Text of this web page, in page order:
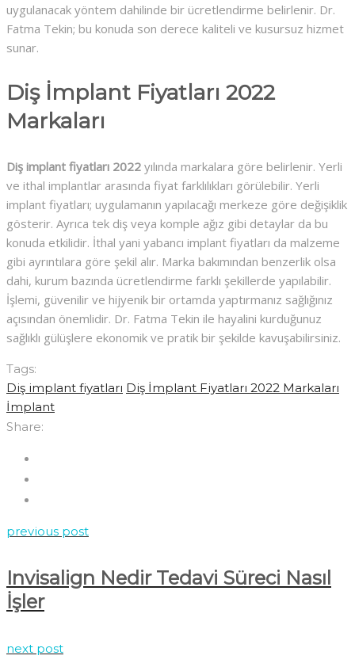
uygulanacak yöntem dahilinde bir ücretlendirme belirlenir. Dr.
Fatma Tekin; bu konuda son derece kaliteli ve kusursuz hizmet
sunar.
Diş İmplant Fiyatları 2022
Markaları
Diş implant fiyatları 2022 yılında markalara göre belirlenir. Yerli
ve ithal implantlar arasında fiyat farklılıkları görülebilir. Yerli
implant fiyatları; uygulamanın yapılacağı merkeze göre değişiklik
gösterir. Ayrıca tek diş veya komple ağız gibi detaylar da bu
konuda etkilidir. İthal yani yabancı implant fiyatları da malzeme
gibi ayrıntılara göre şekil alır. Marka bakımından benzerlik olsa
dahi, kurum bazında ücretlendirme farklı şekillerde yapılabilir.
İşlemi, güvenilir ve hijyenik bir ortamda yaptırmanız sağlığınız
açısından önemlidir. Dr. Fatma Tekin ile hayalini kurduğunuz
sağlıklı gülüşlere ekonomik ve pratik bir şekilde kavuşabilirsiniz.
Tags:
Diş implant fiyatları Diş İmplant Fiyatları 2022 Markaları
İmplant
Share:
previous post
Invisalign Nedir Tedavi Süreci Nasıl
İşler
next post